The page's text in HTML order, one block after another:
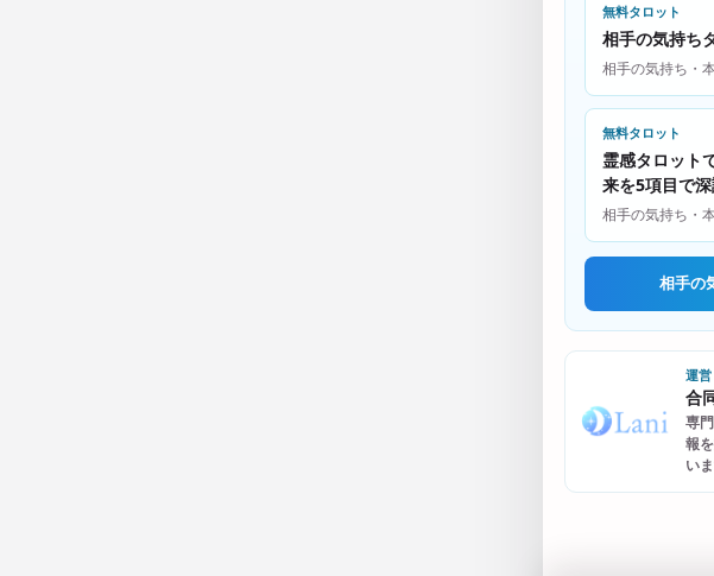
無料タロット
相手の気持ち
相手の気持ち・
無料タロット
霊感タロット
来を5項目で
相手の気持ち・
相手の
運営
合
専
報
いま